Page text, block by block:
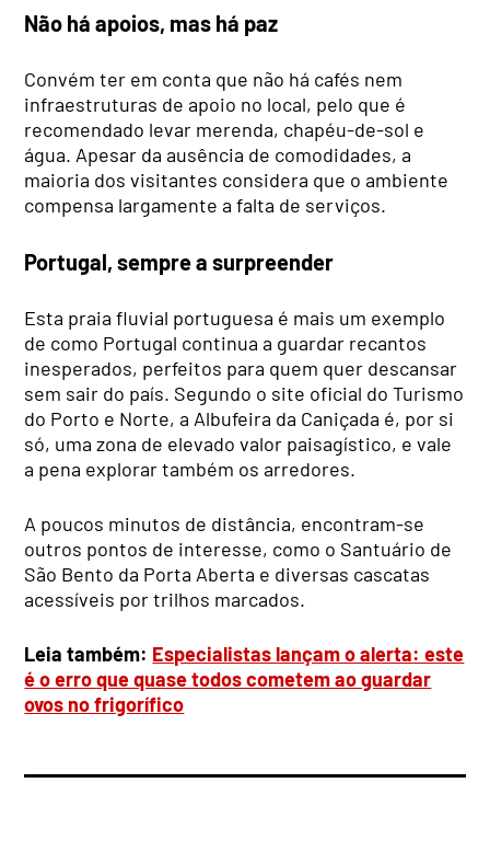
Não há apoios, mas há paz
Convém ter em conta que não há cafés nem
infraestruturas de apoio no local, pelo que é
recomendado levar merenda, chapéu-de-sol e
água. Apesar da ausência de comodidades, a
maioria dos visitantes considera que o ambiente
compensa largamente a falta de serviços.
Portugal, sempre a surpreender
Esta praia fluvial portuguesa é mais um exemplo
de como Portugal continua a guardar recantos
inesperados, perfeitos para quem quer descansar
sem sair do país. Segundo o site oficial do Turismo
do Porto e Norte, a Albufeira da Caniçada é, por si
só, uma zona de elevado valor paisagístico, e vale
a pena explorar também os arredores.
A poucos minutos de distância, encontram-se
outros pontos de interesse, como o Santuário de
São Bento da Porta Aberta e diversas cascatas
acessíveis por trilhos marcados.
Leia também: Especialistas lançam o alerta: este
é o erro que quase todos cometem ao guardar
ovos no frigorífico